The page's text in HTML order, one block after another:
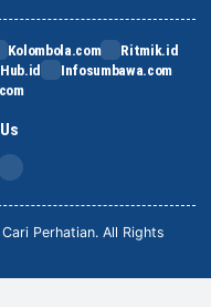
Kolombola.com
Ritmik.id
Infosumbawa.com
TikTok
Perhatian. All Rights